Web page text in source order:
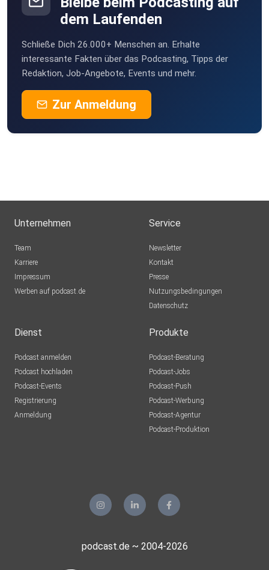
dem Laufenden
Schließe Dich 26.000+ Menschen an. Erhalte
interessante Fakten über das Podcasting, Tipps der
Redaktion, Job-Angebote, Events und mehr.
Zur Anmeldung
Unternehmen
Team
Karriere
Impressum
Werben auf podcast.de
Service
Newsletter
Kontakt
Presse
Nutzungsbedingungen
Datenschutz
Dienst
Podcast anmelden
Podcast hochladen
Podcast-Events
Registrierung
Anmeldung
Produkte
Podcast-Beratung
Podcast-Jobs
Podcast-Push
Podcast-Werbung
Podcast-Agentur
Podcast-Produktion
podcast.de ~ 2004-2026